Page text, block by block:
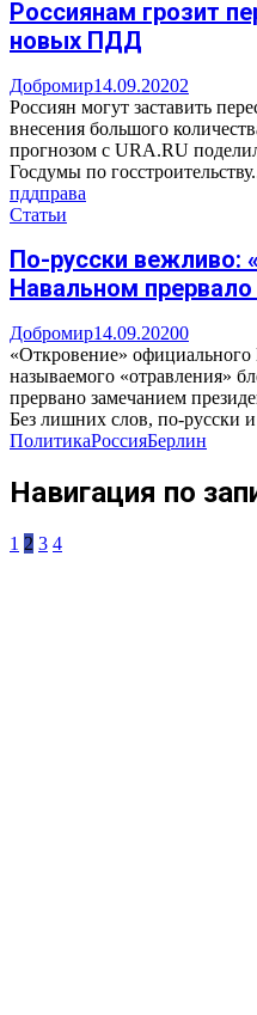
Россиянам грозит
новых ПДД
Добромир14.09.20202
Россиян могут заставить
внесения большого
прогнозом с URA.RU
Госдумы по
пддправа
Статьи
По-русски вежливо:
Навальном
Добромир14.09.20200
«Откровение»
называемого «отравления»
прервано замечанием
Без лишних слов, по-русски
ПолитикаРоссияБерлин
Навигация по
1 2 3 4